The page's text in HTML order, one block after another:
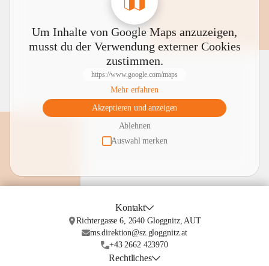
Um Inhalte von Google Maps anzuzeigen,
musst du der Verwendung externer Cookies
zustimmen.
https://www.google.com/maps
Mehr erfahren
Akzeptieren und anzeigen
Ablehnen
Auswahl merken
Kontakt
Richtergasse 6, 2640 Gloggnitz, AUT
ms.direktion@sz.gloggnitz.at
+43 2662 423970
Rechtliches